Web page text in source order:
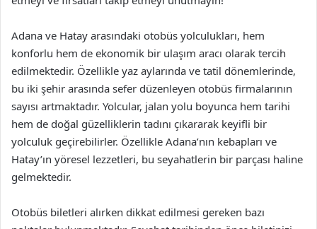
Adana ve Hatay arasındaki otobüs yolculukları, hem
konforlu hem de ekonomik bir ulaşım aracı olarak tercih
edilmektedir. Özellikle yaz aylarında ve tatil dönemlerinde,
bu iki şehir arasında sefer düzenleyen otobüs firmalarının
sayısı artmaktadır. Yolcular, jalan yolu boyunca hem tarihi
hem de doğal güzelliklerin tadını çıkararak keyifli bir
yolculuk geçirebilirler. Özellikle Adana’nın kebapları ve
Hatay’ın yöresel lezzetleri, bu seyahatlerin bir parçası haline
gelmektedir.
Otobüs biletleri alırken dikkat edilmesi gereken bazı